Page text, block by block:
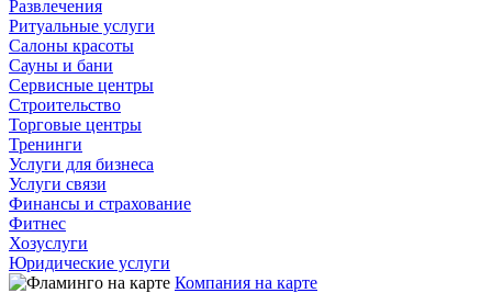
Развлечения
Ритуальные услуги
Салоны красоты
Сауны и бани
Сервисные центры
Строительство
Торговые центры
Тренинги
Услуги для бизнеса
Услуги связи
Финансы и страхование
Фитнес
Хозуслуги
Юридические услуги
Компания на карте